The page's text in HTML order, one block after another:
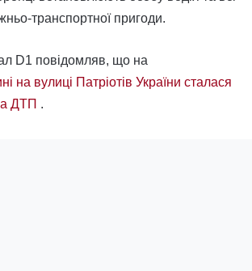
транспортної пригоди.
D1 повідомляв, що на
на вулиці Патріотів України сталася
ДТП .